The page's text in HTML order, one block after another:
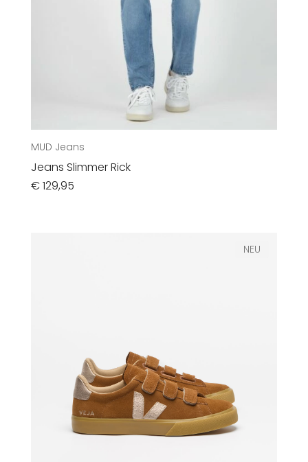
MUD Jeans
Jeans Slimmer Rick
€129,95
NEU